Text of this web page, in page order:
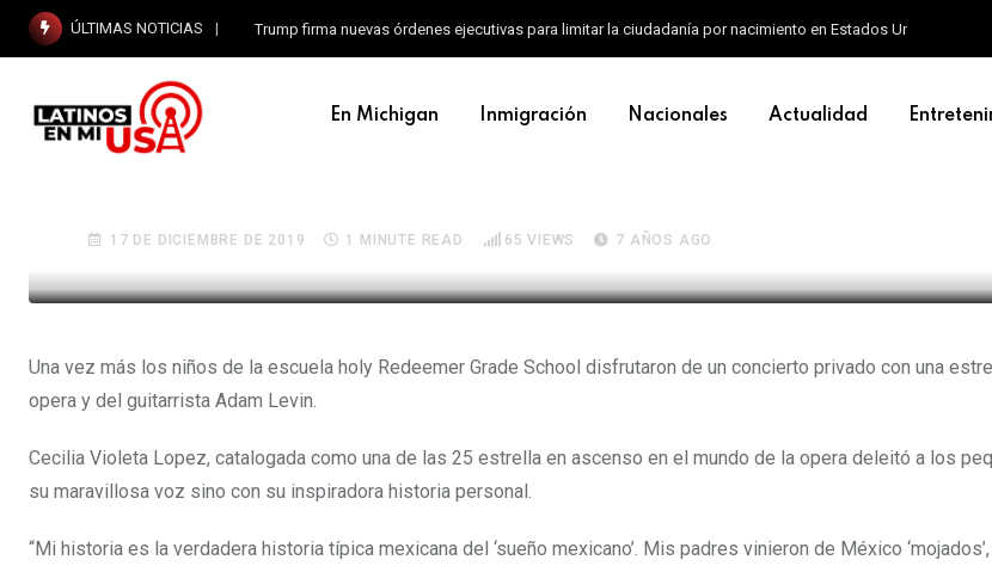
ÚLTIMAS NOTICIAS Trump firma nuevas órdenes ejecutivas para limitar la ciudadanía por nacimiento en Estados Unidos
En Michigan Inmigración Nacionales Actualidad
TALENTOS LATINOS
La Soprano Cecilia Violetta López dio especial
17 DE DICIEMBRE DE 2019 1 MINUTE READ 65 VIEWS 7 AÑOS AGO
Una vez más los niños de la escuela holy Redeemer Grade School disfrutaron de un concierto privado con una
opera y del guitarrista Adam Levin.
Cecilia Violeta Lopez, catalogada como una de las 25 estrella en ascenso en el mundo de la opera deleitó a los
su maravillosa voz sino con su inspiradora historia personal.
“Mi historia es la verdadera historia típica mexicana del ‘sueño mexicano’. Mis padres vinieron de México